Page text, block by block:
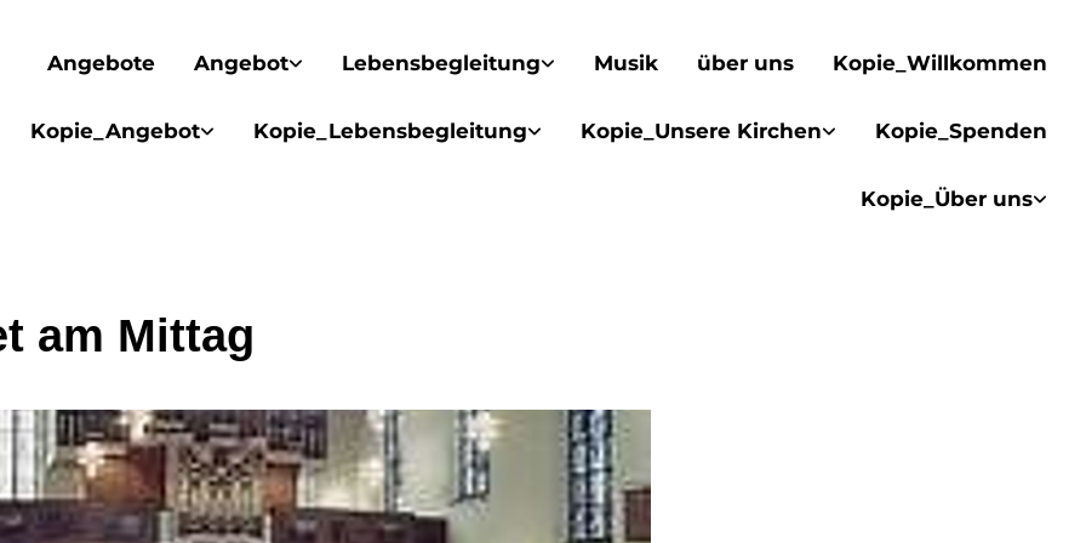
Angebote Angebot Lebensbegleitung Musik über uns Kopie_Willkommen
Kopie_Angebot Kopie_Lebensbegleitung Kopie_Unsere Kirchen Kopie_Spenden
Kopie_Über uns
am Mittag